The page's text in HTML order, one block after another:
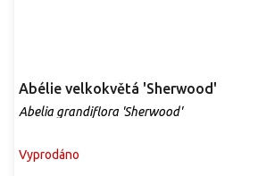
Abélie velkokvětá 'Sherwood'
Abelia grandiflora 'Sherwood'
Vyprodáno